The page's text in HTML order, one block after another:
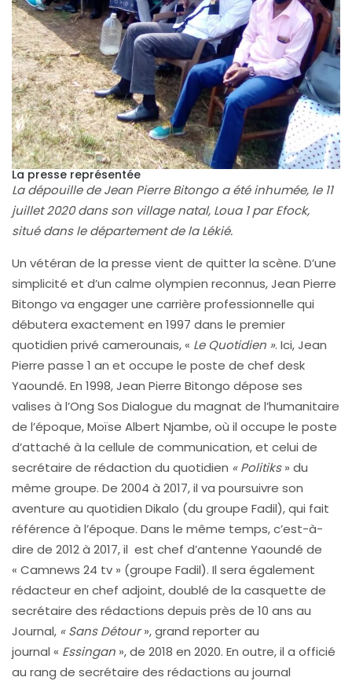
La presse représentée
La dépouille de Jean Pierre Bitongo a été inhumée, le 11
juillet 2020 dans son village natal, Loua 1 par Efock,
situé dans le département de la Lékié.
Un vétéran de la presse vient de quitter la scène. D’une
simplicité et d’un calme olympien reconnus, Jean Pierre
Bitongo va engager une carrière professionnelle qui
débutera exactement en 1997 dans le premier
quotidien privé camerounais, « Le Quotidien ». Ici, Jean
Pierre passe 1 an et occupe le poste de chef desk
Yaoundé. En 1998, Jean Pierre Bitongo dépose ses
valises à l’Ong Sos Dialogue du magnat de l’humanitaire
de l’époque, Moïse Albert Njambe, où il occupe le poste
d’attaché à la cellule de communication, et celui de
secrétaire de rédaction du quotidien « Politiks» du
même groupe. De 2004 à 2017, il va poursuivre son
aventure au quotidien Dikalo (du groupe Fadil), qui fait
référence à l’époque. Dans le même temps, c’est-à-
dire de 2012 à 2017, il est chef d’antenne Yaoundé de
« Camnews 24 tv » (groupe Fadil). Il sera également
rédacteur en chef adjoint, doublé de la casquette de
secrétaire des rédactions depuis près de 10 ans au
Journal, « Sans Détour», grand reporter au
journal « Essingan », de 2018 en 2020. En outre, il a officié
au rang de secrétaire des rédactions au journal